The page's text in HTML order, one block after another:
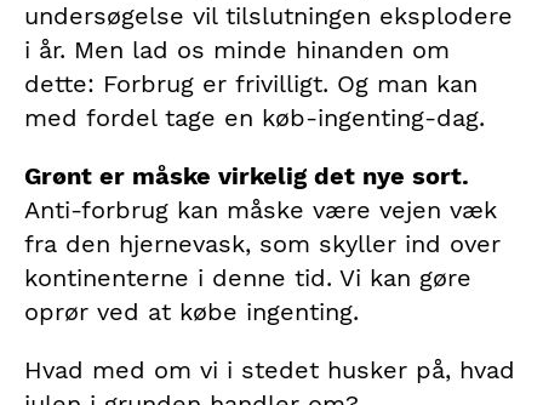
undersøgelse vil tilslutningen eksplodere
i år. Men lad os minde hinanden om
dette: Forbrug er frivilligt. Og man kan
med fordel tage en køb-ingenting-dag.
Grønt er måske virkelig det nye sort.
Anti-forbrug kan måske være vejen væk
fra den hjernevask, som skyller ind over
kontinenterne i denne tid. Vi kan gøre
oprør ved at købe ingenting.
Hvad med om vi i stedet husker på, hvad